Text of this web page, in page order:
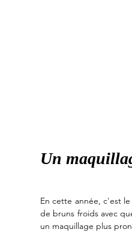
Un
En cette année, c'est
de bruns froids avec
un maquillage plus